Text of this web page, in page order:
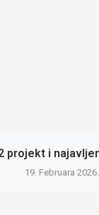
projekt i
19. Februara 2026.